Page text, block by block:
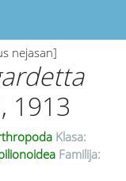
nejasan]
1913
Klasa:
Familija: